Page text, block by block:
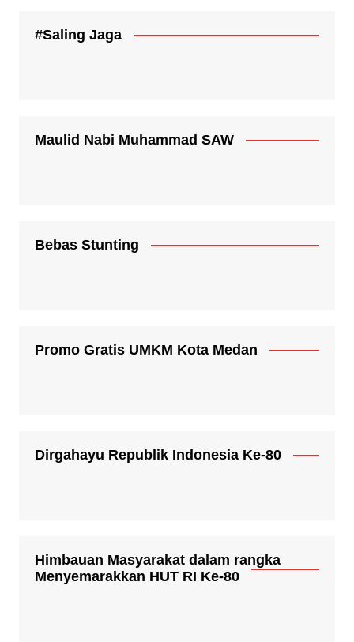
#Saling Jaga
Maulid Nabi Muhammad SAW
Bebas Stunting
Promo Gratis UMKM Kota Medan
Dirgahayu Republik Indonesia Ke-80
Himbauan Masyarakat dalam rangka
Menyemarakkan HUT RI Ke-80